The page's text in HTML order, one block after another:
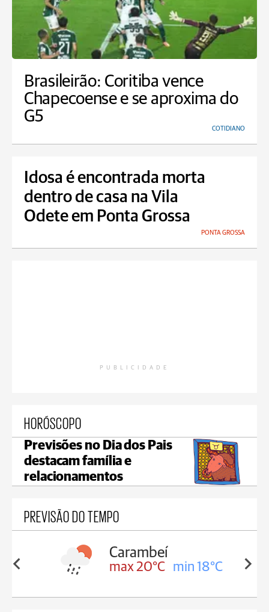
Brasileirão: Coritiba vence
Chapecoense e se aproxima do
G5
COTIDIANO
Idosa é encontrada morta
dentro de casa na Vila
Odete em Ponta Grossa
PONTA GROSSA
PUBLICIDADE
HORÓSCOPO
Previsões no Dia dos Pais
destacam família e
relacionamentos
PREVISÃO DO TEMPO
18°C
Carambeí
max 20°C min 18°C